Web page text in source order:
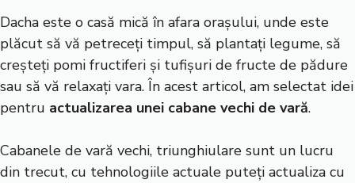
Dacha este o casă mică în afara orașului, unde este
plăcut să vă petreceți timpul, să plantați legume, să
creșteți pomi fructiferi și tufișuri de fructe de pădure
sau să vă relaxați vara. În acest articol, am selectat idei
pentru actualizarea unei cabane vechi de vară.
Cabanele de vară vechi, triunghiulare sunt un lucru
din trecut, cu tehnologiile actuale puteți actualiza cu